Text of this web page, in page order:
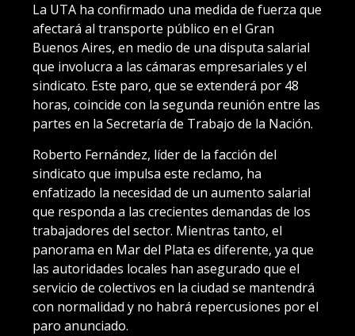
La UTA ha confirmado una medida de fuerza que
afectará al transporte público en el Gran
Buenos Aires, en medio de una disputa salarial
que involucra a las cámaras empresariales y el
sindicato. Este paro, que se extenderá por 48
horas, coincide con la segunda reunión entre las
partes en la Secretaría de Trabajo de la Nación.
Roberto Fernández, líder de la facción del
sindicato que impulsa este reclamo, ha
enfatizado la necesidad de un aumento salarial
que responda a las crecientes demandas de los
trabajadores del sector. Mientras tanto, el
panorama en Mar del Plata es diferente, ya que
las autoridades locales han asegurado que el
servicio de colectivos en la ciudad se mantendrá
con normalidad y no habrá repercusiones por el
paro anunciado.